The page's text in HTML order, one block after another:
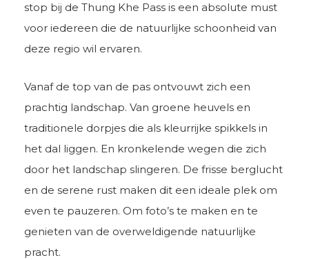
stop bij de Thung Khe Pass is een absolute must
voor iedereen die de natuurlijke schoonheid van
deze regio wil ervaren.
Vanaf de top van de pas ontvouwt zich een
prachtig landschap. Van groene heuvels en
traditionele dorpjes die als kleurrijke spikkels in
het dal liggen. En kronkelende wegen die zich
door het landschap slingeren. De frisse berglucht
en de serene rust maken dit een ideale plek om
even te pauzeren. Om foto’s te maken en te
genieten van de overweldigende natuurlijke
pracht.